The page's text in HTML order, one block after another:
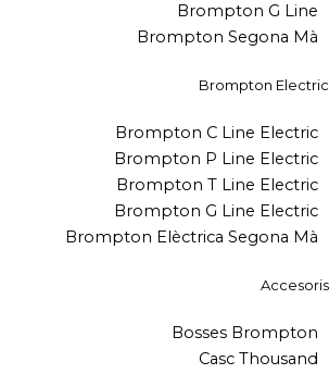
Brompton G Line
Brompton Segona Mà
Brompton Electric
Brompton C Line Electric
Brompton P Line Electric
Brompton T Line Electric
Brompton G Line Electric
Brompton Elèctrica Segona Mà
Accesoris
Bosses Brompton
Casc Thousand